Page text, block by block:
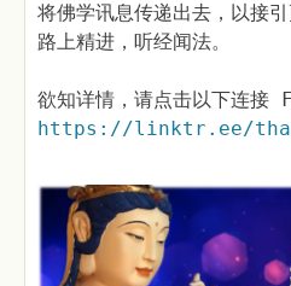
将佛学讯息传递出去，以接
路上精进，听经闻法。
欲知详情，请点击以下连
https://linktr.ee/